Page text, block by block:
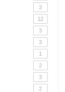
3
12
3
3
1
2
3
2